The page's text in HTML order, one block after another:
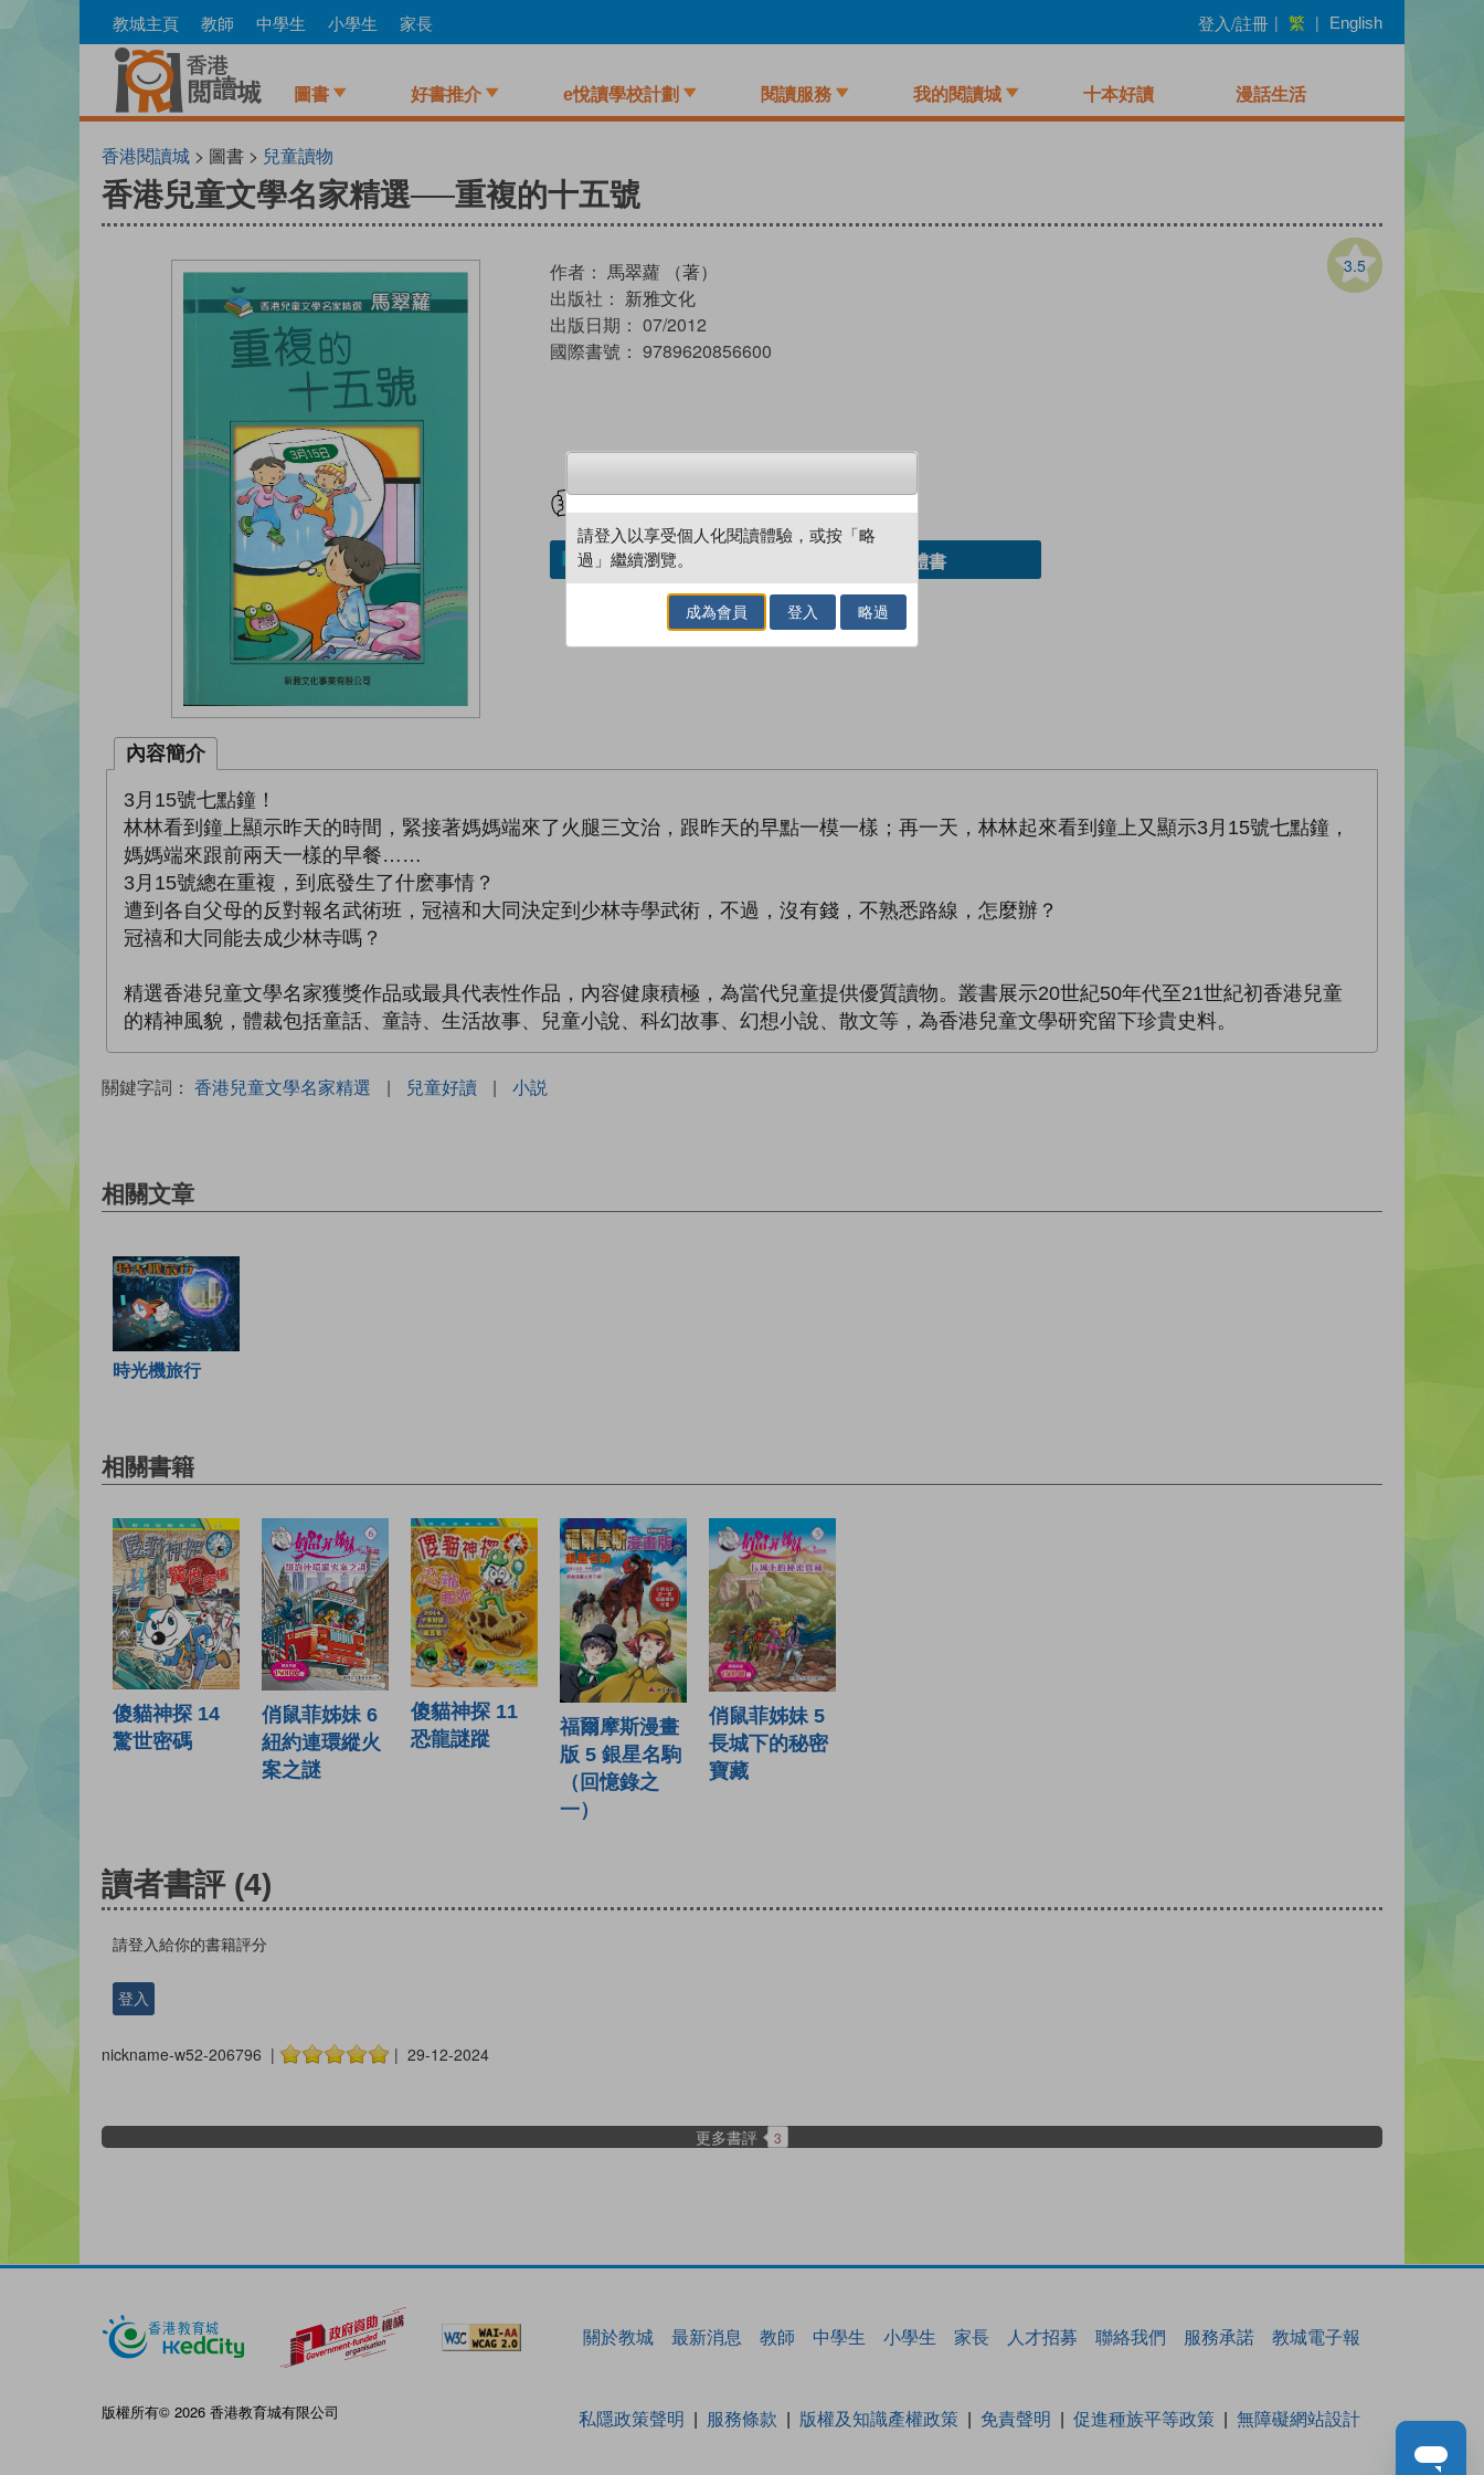
to
教城主頁 教師 中學生 小學生 家長 登入/註冊 | 繁 | English
圖書 好書推介 e悅讀學校計劃 閱讀服務 我的閱讀城 十本好讀 漫話生活
香港閱讀城 > 圖書 > 兒童讀物
香港兒童文學名家精選──重複的十五號
3.5
作者： 馬翠蘿 （著）
出版社： 新雅文化
出版日期： 07/2012
國際書號： 9789620856600
加入／閱讀電子書 借閱實體書
內容簡介
3月15號七點鐘！
林林看到鐘上顯示昨天的時間，緊接著媽媽端來了火腿三文治，跟昨天的早點一模一樣；再一天，林林起來看到鐘上又顯示3月15號七點鐘，
媽媽端來跟前兩天一樣的早餐……
3月15號總在重複，到底發生了什麽事情？
遭到各自父母的反對報名武術班，冠禧和大同決定到少林寺學武術，不過，沒有錢，不熟悉路線，怎麼辦？
冠禧和大同能去成少林寺嗎？
精選香港兒童文學名家獲獎作品或最具代表性作品，內容健康積極，為當代兒童提供優質讀物。叢書展示20世紀50年代至21世紀初香港兒童
的精神風貌，體裁包括童話、童詩、生活故事、兒童小說、科幻故事、幻想小說、散文等，為香港兒童文學研究留下珍貴史料。
關鍵字詞： 香港兒童文學名家精選 | 兒童好讀 | 小説
相關文章
時光機旅行
相關書籍
傻貓神探 14
驚世密碼
俏鼠菲姊妹 6
紐約連環縱火
案之謎
傻貓神探 11
恐龍謎蹤
福爾摩斯漫畫
版 5 銀星名駒
（回憶錄之
一）
俏鼠菲姊妹 5
長城下的秘密
寶藏
讀者書評 (4)
請登入給你的書籍評分
登入
nickname-w52-206796 | | 29-12-2024
更多書評 3
關於教城 最新消息 教師 中學生 小學生 家長 人才招募 聯絡我們 服務承諾 教城電子報
版權所有© 2026 香港教育城有限公司 私隱政策聲明 服務條款 版權及知識產權政策 免責聲明 促進種族平等政策 無障礙網站設計
請登入以享受個人化閱讀體驗，或按「略
過」繼續瀏覽。
成為會員 登入 略過